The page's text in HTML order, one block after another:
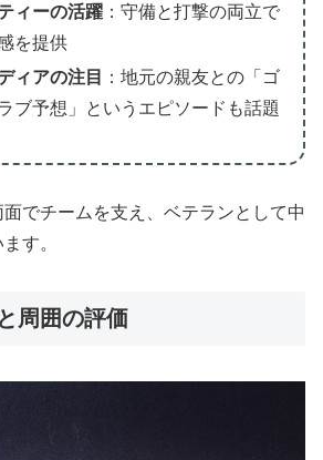
ィーの活躍：守備と打撃の両立で
を提供
ィアの注目
：地元の親友との「ゴ
ブ予想」というエピソードも話題
でチームを支え、ベテランとして中
す。
周囲の評価